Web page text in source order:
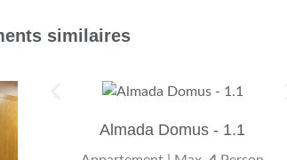
similaires
Almada Domus - 1.1